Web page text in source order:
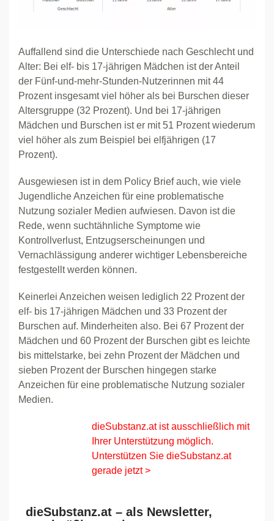
Auffallend sind die Unterschiede nach Geschlecht und
Alter: Bei elf- bis 17-jährigen Mädchen ist der Anteil
der Fünf-und-mehr-Stunden-Nutzerinnen mit 44
Prozent insgesamt viel höher als bei Burschen dieser
Altersgruppe (32 Prozent). Und bei 17-jährigen
Mädchen und Burschen ist er mit 51 Prozent wiederum
viel höher als zum Beispiel bei elfjährigen (17
Prozent).
Ausgewiesen ist in dem Policy Brief auch, wie viele
Jugendliche Anzeichen für eine problematische
Nutzung sozialer Medien aufwiesen. Davon ist die
Rede, wenn suchtähnliche Symptome wie
Kontrollverlust, Entzugserscheinungen und
Vernachlässigung anderer wichtiger Lebensbereiche
festgestellt werden können.
Keinerlei Anzeichen weisen lediglich 22 Prozent der
elf- bis 17-jährigen Mädchen und 33 Prozent der
Burschen auf. Minderheiten also. Bei 67 Prozent der
Mädchen und 60 Prozent der Burschen gibt es leichte
bis mittelstarke, bei zehn Prozent der Mädchen und
sieben Prozent der Burschen hingegen starke
Anzeichen für eine problematische Nutzung sozialer
Medien.
dieSubstanz.at ist ausschließlich mit
Ihrer Unterstützung möglich.
Unterstützen Sie dieSubstanz.at
gerade jetzt >
dieSubstanz.at – als Newsletter,